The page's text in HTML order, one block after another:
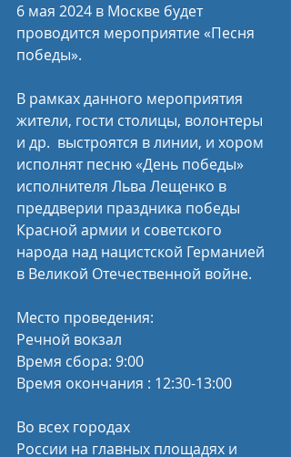
6 мая 2024 в Москве будет
проводится мероприятие «Песня
победы».
В рамках данного мероприятия
жители, гости столицы, волонтеры
и др.  выстроятся в линии, и хором
исполнят песню «День победы»
исполнителя Льва Лещенко в
преддверии праздника победы
Красной армии и советского
народа над нацистской Германией
в Великой Отечественной войне.
Место проведения:
Речной вокзал
Время сбора: 9:00
Время окончания : 12:30-13:00
Во всех городах
России на главных площадях и